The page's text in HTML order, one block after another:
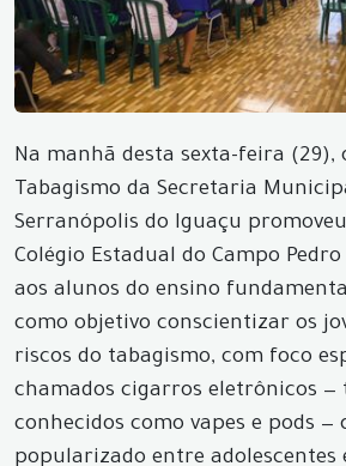
Na manhã desta sexta-feira (29),
Tabagismo da Secretaria
Serranópolis do Iguaçu
Colégio Estadual do Campo
aos alunos do ensino
como objetivo conscientizar os
riscos do tabagismo, com foco
chamados cigarros eletrônicos —
conhecidos como vapes e pods —
popularizado entre adolescentes